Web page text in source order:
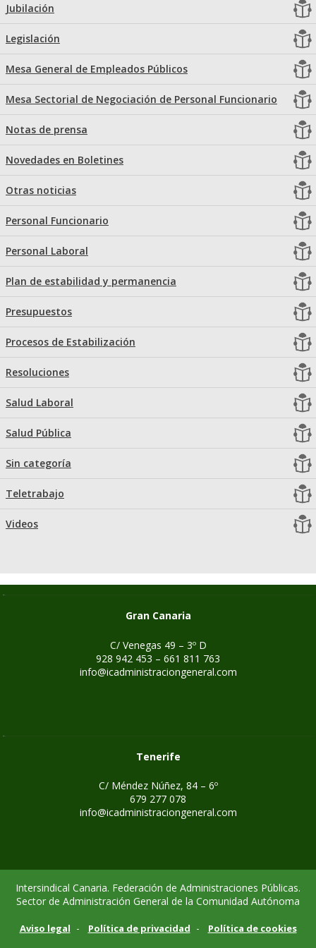
Jubilación
Legislación
Mesa General de Empleados Públicos
Mesa Sectorial de Negociación de Personal Funcionario
Notas de prensa
Novedades en Boletines
Otras noticias
Personal Funcionario
Personal Laboral
Plan de estabilidad y permanencia
Presupuestos
Procesos de Estabilización
Resoluciones
Salud Laboral
Salud Pública
Sin categoría
Teletrabajo
Videos
Gran Canaria
C/ Venegas 49 – 3º D
928 942 453 – 661 811 763
info@icadministraciongeneral.com
Tenerife
C/ Méndez Núñez, 84 – 6º
679 277 078
info@icadministraciongeneral.com
Intersindical Canaria. Federación de Administraciones Públicas.
Sector de Administración General de la Comunidad Autónoma
Aviso legal - Política de privacidad - Política de cookies